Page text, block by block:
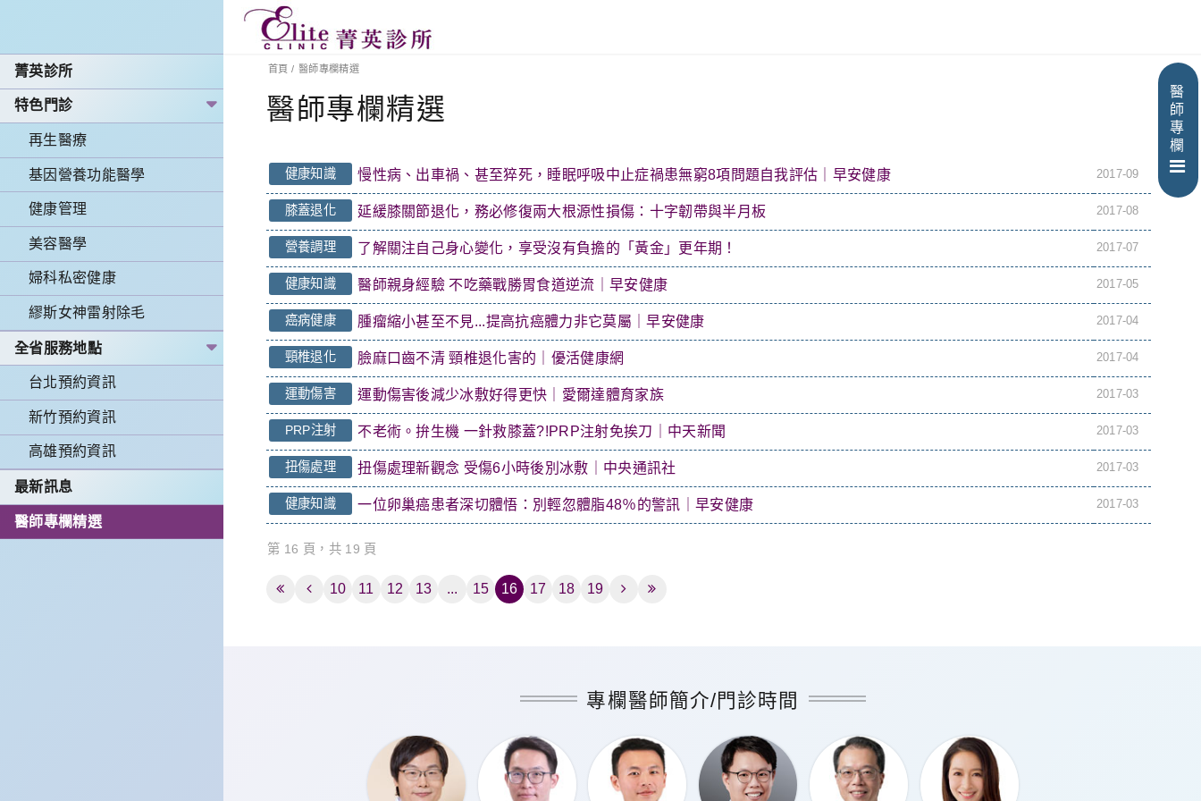
菁英診所
特色門診
再生醫療
基因營養功能醫學
健康管理
美容醫學
婦科私密健康
繆斯女神雷射除毛
全省服務地點
台北預約資訊
新竹預約資訊
高雄預約資訊
最新訊息
醫師專欄精選
醫
師
專
欄
首頁 / 醫師專欄精選
醫師專欄精選
健康知識 慢性病、出車禍、甚至猝死，睡眠呼吸中止症禍患無窮8項問題自我評估｜早安健康 2017-09
膝蓋退化 延緩膝關節退化，務必修復兩大根源性損傷：十字韌帶與半月板 2017-08
營養調理 了解關注自己身心變化，享受沒有負擔的「黃金」更年期！ 2017-07
健康知識 醫師親身經驗 不吃藥戰勝胃食道逆流｜早安健康 2017-05
癌病健康 腫瘤縮小甚至不見...提高抗癌體力非它莫屬｜早安健康 2017-04
頸椎退化 臉麻口齒不清 頸椎退化害的｜優活健康網 2017-04
運動傷害 運動傷害後減少冰敷好得更快｜愛爾達體育家族 2017-03
PRP注射 不老術。拚生機 一針救膝蓋?!PRP注射免挨刀｜中天新聞 2017-03
扭傷處理 扭傷處理新觀念 受傷6小時後別冰敷｜中央通訊社 2017-03
健康知識 一位卵巢癌患者深切體悟：別輕忽體脂48％的警訊｜早安健康 2017-03
第 16 頁，共 19 頁
10 11 12 13 ... 15 16 17 18 19
專欄醫師簡介/門診時間